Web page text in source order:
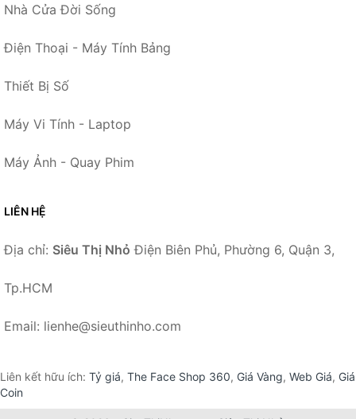
Nhà Cửa Đời Sống
Điện Thoại - Máy Tính Bảng
Thiết Bị Số
Máy Vi Tính - Laptop
Máy Ảnh - Quay Phim
LIÊN HỆ
Địa chỉ: Siêu Thị Nhỏ Điện Biên Phủ, Phường 6, Quận 3,
Tp.HCM
Email: lienhe@sieuthinho.com
Liên kết hữu ích: Tỷ giá, The Face Shop 360, Giá Vàng, Web Giá, Giá
Coin